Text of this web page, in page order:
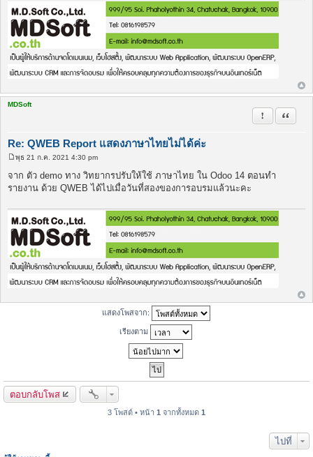
MDSoft
Re: QWEB Report แสดงภาษาไทยไม่ได้ค่ะ
รายงานในข้
อ้างคำ
โ
พ
ส
ต์
พุธ 21 ก.ค. 2021 4:30 pm
จาก ตัว demo ทาง วิทยากรปรับให้ใช้ ภาษาไทย ใน Odoo 14 ตอนทำ
รายงาน ด้วย QWEB ได้ไปเมื่อวันที่สองของการอบรมแล้วนะคะ
แสดงโพสจาก:
เรียงตาม
ตอบกลับโพส
3 โพสต์ • หน้า 1 จากทั้งหมด 1
ไปที่